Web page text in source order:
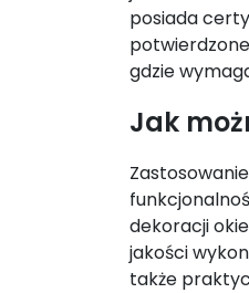
posiada
gdzie
Jak
dekoracji
jakości
także